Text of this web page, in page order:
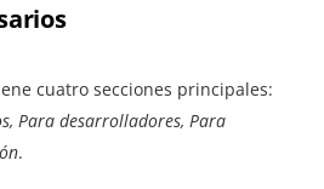
cuatro secciones principales:
Para desarrolladores, Para
.